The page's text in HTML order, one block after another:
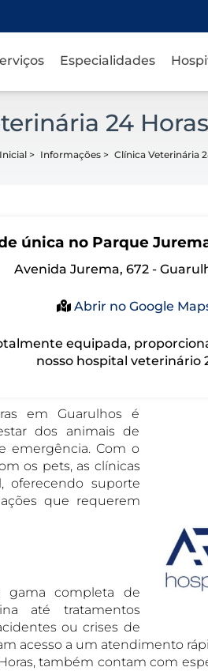
Especialidades
24
> Informações> Clínica Veterinária
única no Parque
Avenida Jurema, 672 -
Abrir no Google
equipada,
nosso hospital veterinário
em Guarulhos é
dos animais de
emergência. Com o
os pets, as clínicas
oferecendo suporte
que requerem
gama completa de
até tratamentos
ou crises de
acesso a um atendimento
também contam com